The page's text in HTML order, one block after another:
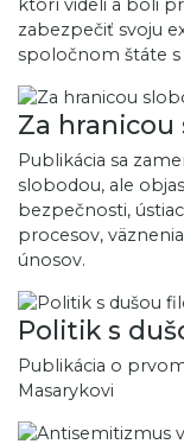
zabezpečiť svoju
spoločnom štáte
Za hranicou
Publikácia sa
slobodou, ale
bezpečnosti,
procesov,
únosov.
Politik s
Publikácia o
Masarykovi